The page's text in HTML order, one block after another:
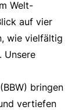
Welt-
auf vier
wie vielfältig
Unsere
bringen
vertiefen